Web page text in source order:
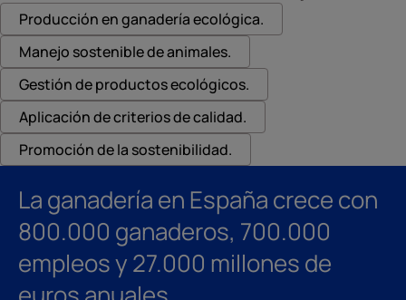
Producción en ganadería ecológica.
Manejo sostenible de animales.
Gestión de productos ecológicos.
Aplicación de criterios de calidad.
Promoción de la sostenibilidad.
La ganadería en España crece con
800.000 ganaderos, 700.000
empleos y 27.000 millones de